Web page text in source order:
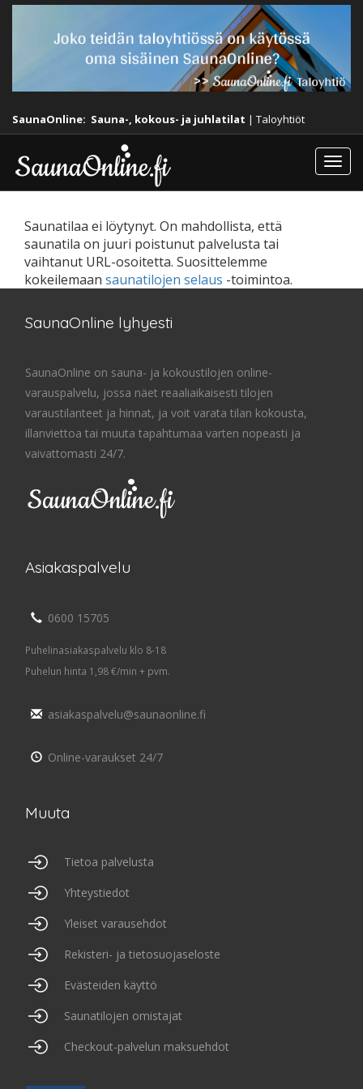
SaunaOnline: Sauna-, kokous- ja juhlatilat | Taloyhtiöt
Saunatilaa ei löytynyt. On mahdollista, että
saunatila on juuri poistunut palvelusta tai
vaihtanut URL-osoitetta. Suosittelemme
kokeilemaan saunatilojen selaus -toimintoa.
SaunaOnline lyhyesti
SaunaOnline on sauna- ja kokoustilojen online-
varauspalvelu, jossa näet reaaliaikaisesti tilojen
varaustilanteet ja hinnat, ja voit varata tilan kokousta,
illanviettoa tai muuta tapahtumaa varten nopeasti ja
vaivattomasti 24/7.
Asiakaspalvelu
0600 15705
Puhelinasiakaspalvelu klo 8-18
Puhelun hinta 1,98 €/min + pvm.
asiakaspalvelu@saunaonline.fi
Online-varaukset 24/7
Muuta
Tietoa palvelusta
Yhteystiedot
Yleiset varausehdot
Rekisteri- ja tietosuojaseloste
Evästeiden käyttö
Saunatilojen omistajat
Checkout-palvelun maksuehdot